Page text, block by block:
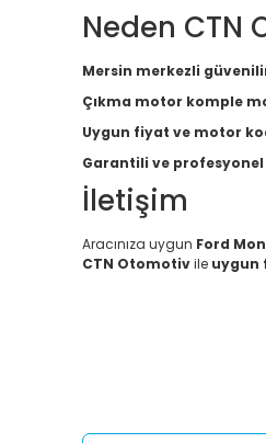
Neden CTN
Mersin merkezli
Çıkma motor komple
Uygun fiyat ve motor
Garantili ve
İletişim
Aracınıza uygun Ford
CTN Otomotivile uygun
Ürün bilgilerinde